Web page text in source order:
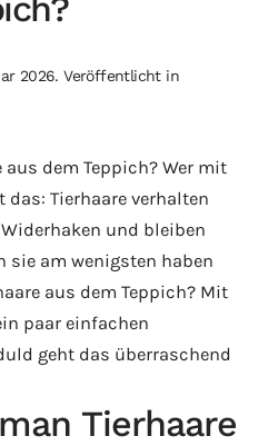
2026. Veröffentlicht in
dem Teppich? Wer mit
das: Tierhaare verhalten
und bleiben
sie am wenigsten haben
aus dem Teppich? Mit
paar einfachen
geht das überraschend
Tierhaare